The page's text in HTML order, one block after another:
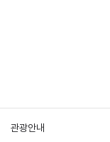
관광안내